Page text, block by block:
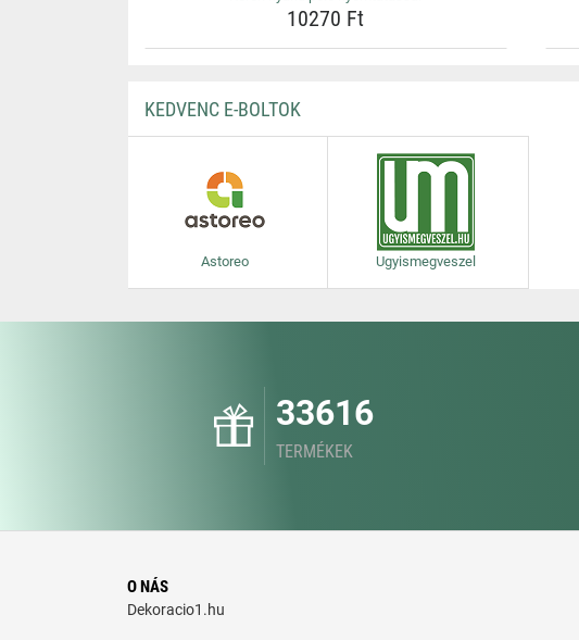
10270 Ft
KEDVENC E-BOLTOK
Astoreo Ugyismegveszel
33616
TERMÉKEK
O NÁS
Dekoracio1.hu